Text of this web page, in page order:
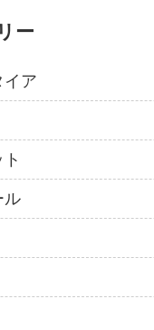
ー
イア
ル